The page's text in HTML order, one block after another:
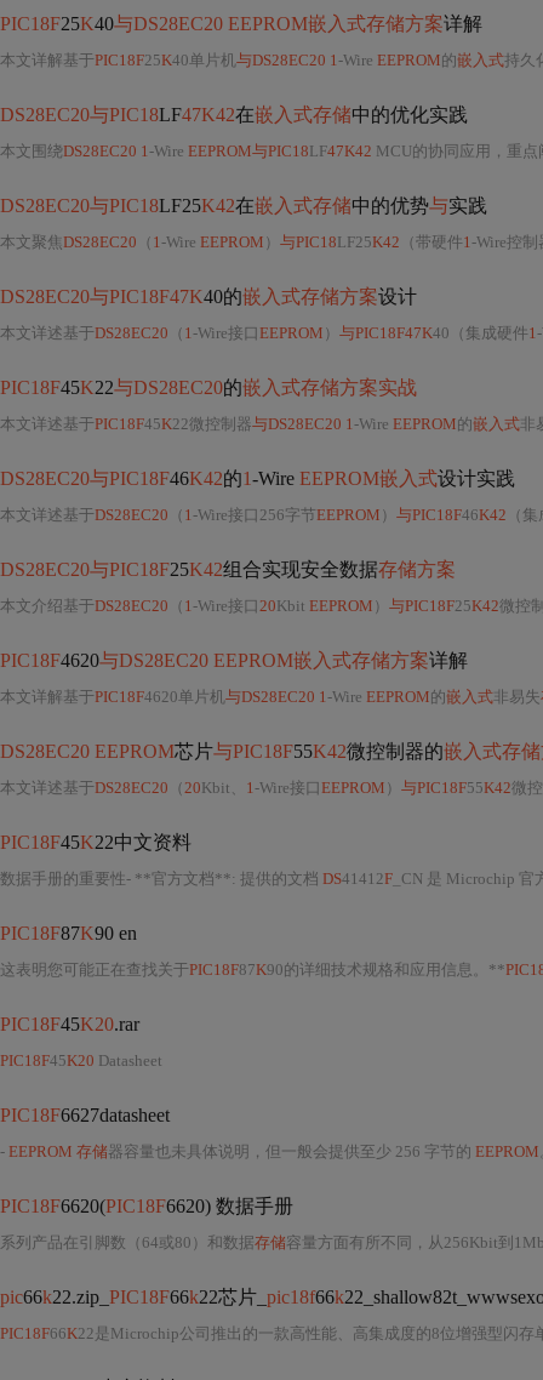
PIC18F25K40与DS28EC20 EEPROM嵌入式存储方案详解
本文详解基于PIC18F25K40单片机与DS28EC20 1-Wire EEPROM的嵌入式持久
DS28EC20与PIC18LF47K42在嵌入式存储中的优化实践
本文围绕DS28EC20 1-Wire EEPROM与PIC18LF47K42 MCU的协同应用，重点阐述
DS28EC20与PIC18LF25K42在嵌入式存储中的优势与实践
本文聚焦DS28EC20 （ 1-Wire EEPROM ） 与PIC18LF25K42 （带硬件1-Wire控
DS28EC20与PIC18F47K40的嵌入式存储方案设计
本文详述基于DS28EC20 （ 1-Wire接口EEPROM ） 与PIC18F47K40（集成硬件1
PIC18F45K22与DS28EC20的嵌入式存储方案实战
本文详述基于PIC18F45K22微控制器与DS28EC20 1-Wire EEPROM的嵌入式非
DS28EC20与PIC18F46K42的1-Wire EEPROM嵌入式设计实践
本文详述基于DS28EC20 （ 1-Wire接口256字节EEPROM ） 与PIC18F46K42 （
DS28EC20与PIC18F25K42组合实现安全数据存储方案
本文介绍基于DS28EC20 （ 1-Wire接口20Kbit EEPROM ） 与PIC18F25K42微控
PIC18F4620与DS28EC20 EEPROM嵌入式存储方案详解
本文详解基于PIC18F4620单片机与DS28EC20 1-Wire EEPROM的嵌入式非易失
DS28EC20 EEPROM芯片与PIC18F55K42微控制器的嵌入式存
本文详述基于DS28EC20 （20Kbit、 1-Wire接口EEPROM ） 与PIC18F55K42微
PIC18F45K22中文资料
数据手册的重要性- **官方文档**: 提供的文档 DS41412F _CN 是 Microchip
PIC18F87K90 en
这表明您可能正在查找关于PIC18F87K90的详细技术规格和应用信息。**
PIC18F45K20.rar
PIC18F45K20 Datasheet
PIC18F6627datasheet
- EEPROM 存储器容量也未具体说明，但一般会提供至少 256 字节的 EEPROM
PIC18F6620(PIC18F6620) 数据手册
系列产品在引脚数（64或80）和数据存储容量方面有所不同，从256Kbit到
pic66k22.zip_ PIC18F66k22芯片_ pic18f66k
PIC18F66K22是Microchip公司推出的一款高性能、高集成度的8位增强型闪存